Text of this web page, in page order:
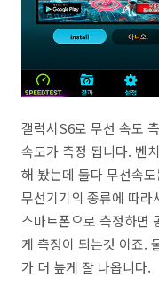
갤럭시S6로 무선 속도
속도가 측정 됩니다. 벤
해 봤는데 둘다 무선속
무선기기의 종류에 따라
스마트폰으로 측정하면
게 측정이 되는것 이죠.
가 더 높게 잘 나옵니다.